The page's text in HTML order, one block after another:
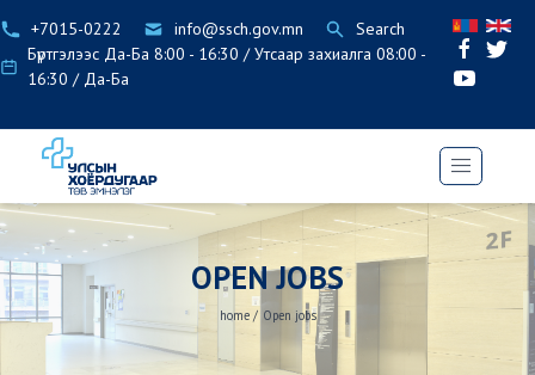
+7015-0222 info@ssch.gov.mn
Search
Бүртгэлээс Да-Ба 8:00 - 16:30 / Утсаар захиалга 08:00 -
16:30 / Да-Ба
OPEN JOBS
home / Open jobs